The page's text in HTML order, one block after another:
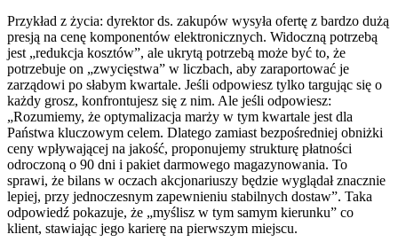
Przykład z życia: dyrektor ds. zakupów wysyła ofertę z bardzo dużą
presją na cenę komponentów elektronicznych. Widoczną potrzebą
jest „redukcja kosztów”, ale ukrytą potrzebą może być to, że
potrzebuje on „zwycięstwa” w liczbach, aby zaraportować je
zarządowi po słabym kwartale. Jeśli odpowiesz tylko targując się o
każdy grosz, konfrontujesz się z nim. Ale jeśli odpowiesz:
„Rozumiemy, że optymalizacja marży w tym kwartale jest dla
Państwa kluczowym celem. Dlatego zamiast bezpośredniej obniżki
ceny wpływającej na jakość, proponujemy strukturę płatności
odroczoną o 90 dni i pakiet darmowego magazynowania. To
sprawi, że bilans w oczach akcjonariuszy będzie wyglądał znacznie
lepiej, przy jednoczesnym zapewnieniu stabilnych dostaw”. Taka
odpowiedź pokazuje, że „myślisz w tym samym kierunku” co
klient, stawiając jego karierę na pierwszym miejscu.